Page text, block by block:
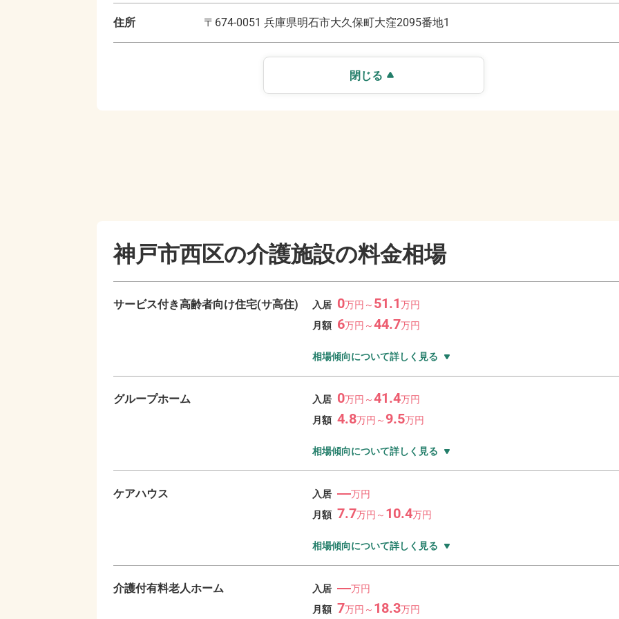
住所 〒 674-0051 兵庫県明石市大久保町大窪2095番地1
閉じる
神戸市西区の介護施設の料金相場
サービス付き高齢者向け住宅(サ高住) 入居 0万円～ 51.1万円
月額 6万円～44.7万円
相場傾向について詳しく見る
グループホーム 入居 0万円～41.4万円
月額 4.8万円～ 9.5万円
相場傾向について詳しく見る
ケアハウス 入居 ―万円
月額 7.7万円～ 10.4万円
相場傾向について詳しく見る
介護付有料老人ホーム 入居 ―万円
月額 7万円～ 18.3万円